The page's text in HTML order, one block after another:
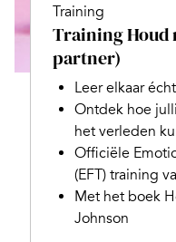
Training
Training Houd
partner)
Leer elkaar
Ontdek hoe
het verleden
Officiële
(EFT) training
Met het boek
Johnson